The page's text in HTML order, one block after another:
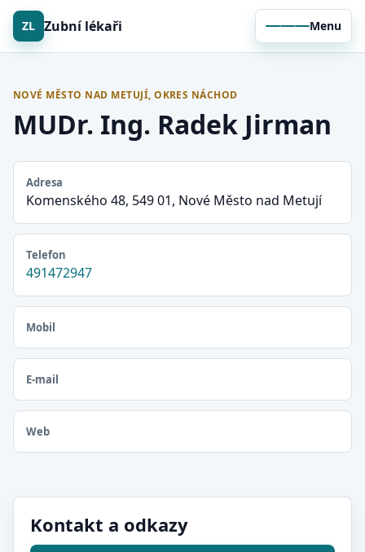
ZL Zubní lékaři Menu
NOVÉ MĚSTO NAD METUJÍ, OKRES NÁCHOD
MUDr. Ing. Radek Jirman
Adresa
Komenského 48, 549 01, Nové Město nad Metují
Telefon
491472947
Mobil
E-mail
Web
Kontakt a odkazy